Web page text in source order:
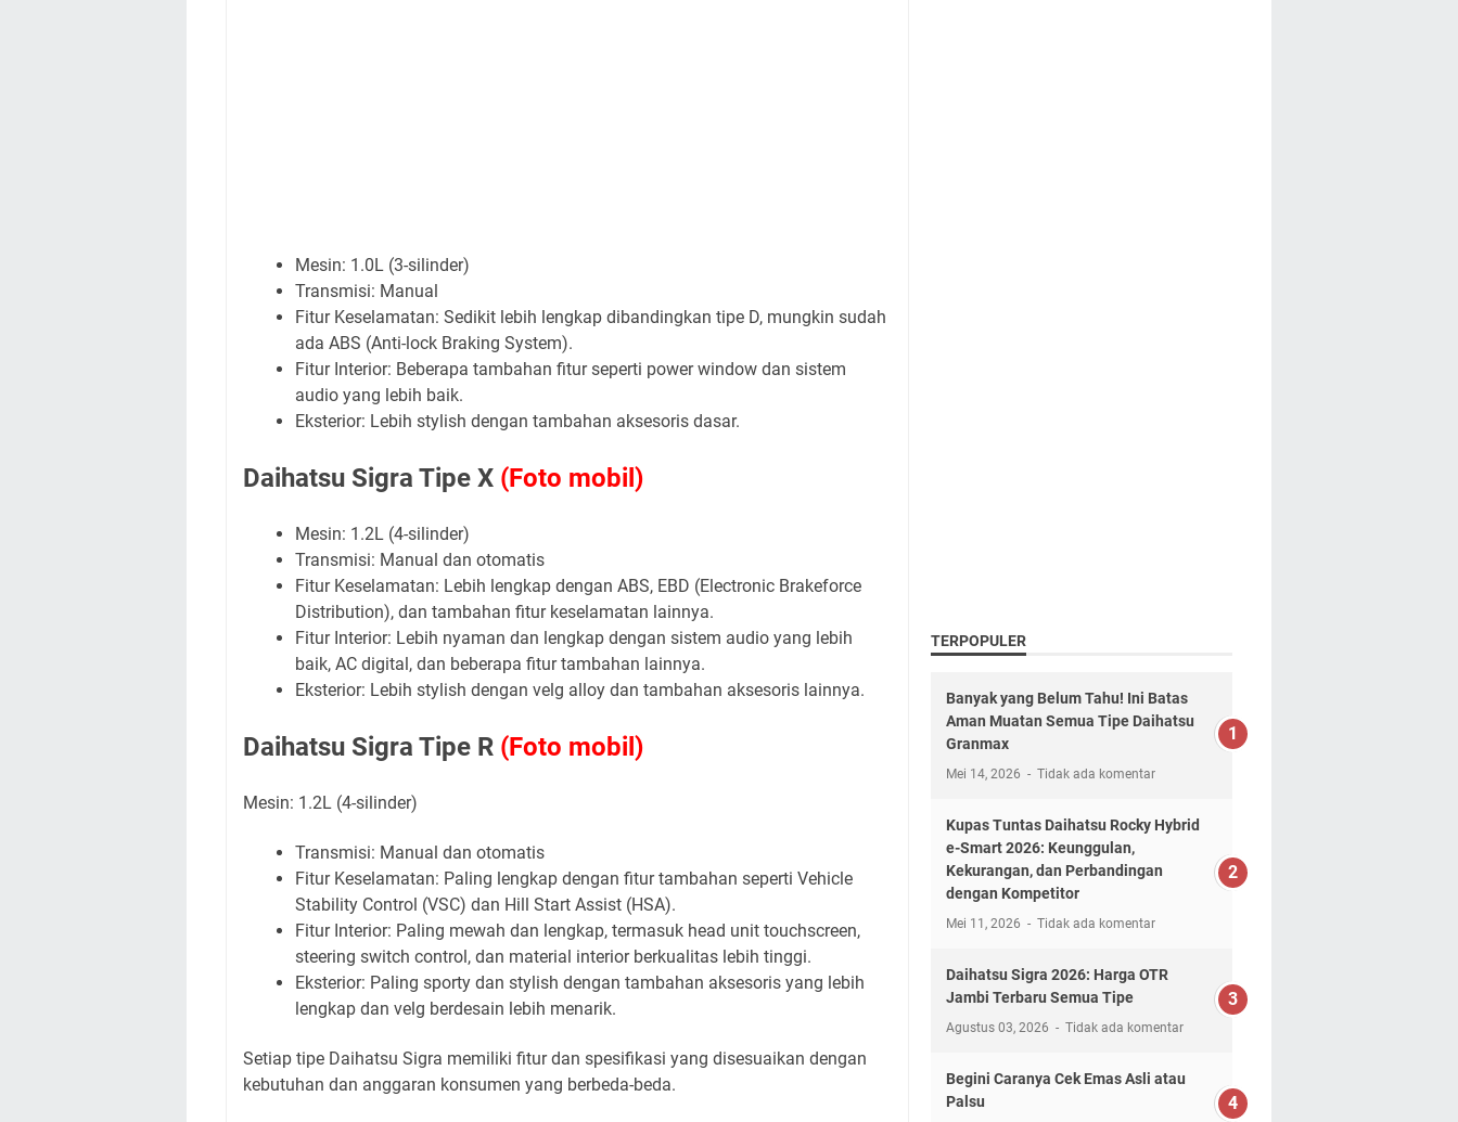
Mesin: 1.0L (3-silinder)
Transmisi: Manual
Fitur Keselamatan: Sedikit lebih lengkap dibandingkan tipe D, mungkin sudah
ada ABS (Anti-lock Braking System).
Fitur Interior: Beberapa tambahan fitur seperti power window dan sistem
audio yang lebih baik.
Eksterior: Lebih stylish dengan tambahan aksesoris dasar.
Daihatsu Sigra Tipe X (Foto mobil)
Mesin: 1.2L (4-silinder)
Transmisi: Manual dan otomatis
Fitur Keselamatan: Lebih lengkap dengan ABS, EBD (Electronic Brakeforce
Distribution), dan tambahan fitur keselamatan lainnya.
Fitur Interior: Lebih nyaman dan lengkap dengan sistem audio yang lebih
baik, AC digital, dan beberapa fitur tambahan lainnya.
Eksterior: Lebih stylish dengan velg alloy dan tambahan aksesoris lainnya.
Daihatsu Sigra Tipe R (Foto mobil)
Mesin: 1.2L (4-silinder)
Transmisi: Manual dan otomatis
Fitur Keselamatan: Paling lengkap dengan fitur tambahan seperti Vehicle
Stability Control (VSC) dan Hill Start Assist (HSA).
Fitur Interior: Paling mewah dan lengkap, termasuk head unit touchscreen,
steering switch control, dan material interior berkualitas lebih tinggi.
Eksterior: Paling sporty dan stylish dengan tambahan aksesoris yang lebih
lengkap dan velg berdesain lebih menarik.
Setiap tipe Daihatsu Sigra memiliki fitur dan spesifikasi yang disesuaikan dengan
kebutuhan dan anggaran konsumen yang berbeda-beda.
TERPOPULER
Banyak yang Belum Tahu! Ini Batas
Aman Muatan Semua Tipe Daihatsu
Granmax
Mei 14, 2026 Tidak ada komentar
Kupas Tuntas Daihatsu Rocky Hybrid
e-Smart 2026: Keunggulan,
Kekurangan, dan Perbandingan
dengan Kompetitor
Mei 11, 2026 Tidak ada komentar
Daihatsu Sigra 2026: Harga OTR
Jambi Terbaru Semua Tipe
Agustus 03, 2026 Tidak ada komentar
Begini Caranya Cek Emas Asli atau
Palsu